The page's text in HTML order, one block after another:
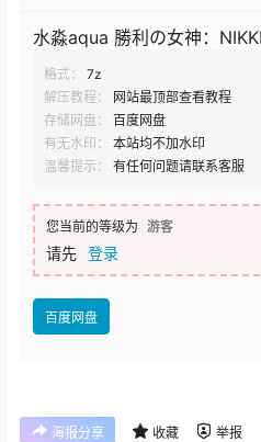
水淼aqua 勝利の女神：
格式：
7z
解压教程：
网站最顶部查看教程
存储网盘：
百度网盘
有无水印：
本站均不加水印
温馨提示：
有任何问题请联系客服
您当前的等级为 游客
请先 登录
百度网盘
海报分享 收藏 举报